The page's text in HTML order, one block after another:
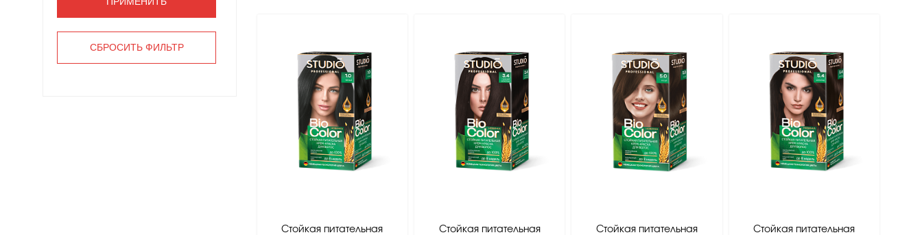
Стойкая питательная
Стойкая питательная
Стойкая питательная
Стойкая питательная